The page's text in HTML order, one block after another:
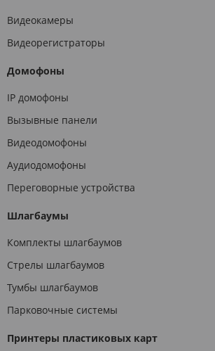
Видеокамеры
Видеорегистраторы
Домофоны
IP домофоны
Вызывные панели
Видеодомофоны
Аудиодомофоны
Переговорные устройства
Шлагбаумы
Комплекты шлагбаумов
Стрелы шлагбаумов
Тумбы шлагбаумов
Парковочные системы
Принтеры пластиковых карт